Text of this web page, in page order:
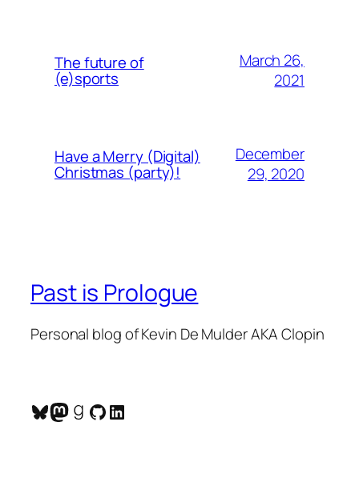
The future of
(e)sports
March 26,
2021
Have a Merry (Digital)
Christmas (party)!
December
29, 2020
Past is Prologue
Personal blog of Kevin De Mulder AKA Clopin
Bluesky
Mastodon
Goodreads
GitHub
LinkedIn